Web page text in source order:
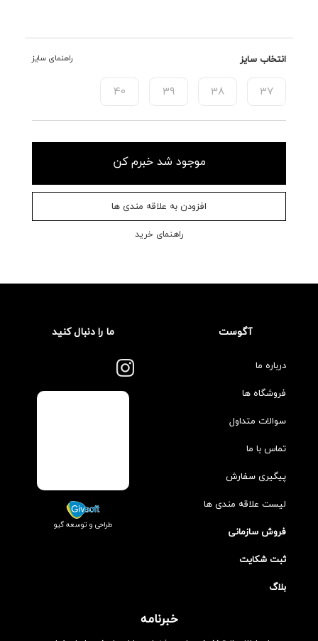
انتخاب سایز راهنمای سایز
37
38
39
40
موجود شد خبرم کن
افزودن به علاقه مندی ها
راهنمای خرید
آگوست
درباره ما
فروشگاه ها
سوالات متداول
تماس با ما
پیگیری سفارش
لیست علاقه مندی ها
فروش سازمانی
ثبت شکایت
بلاگ
ما را دنبال کنید
طراحی و توسعه گیو
خبرنامه